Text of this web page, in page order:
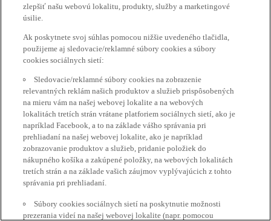
zlepšiť našu webovú lokalitu, produkty, služby a marketingové
úsilie.
Ak poskytnete svoj súhlas pomocou nižšie uvedeného tlačidla,
použijeme aj sledovacie/reklamné súbory cookies a súbory
cookies sociálnych sietí:
Sledovacie/reklamné súbory cookies na zobrazenie
relevantných reklám našich produktov a služieb prispôsobených
na mieru vám na našej webovej lokalite a na webových
lokalitách tretích strán vrátane platforiem sociálnych sietí, ako je
napríklad Facebook, a to na základe vášho správania pri
prehliadaní na našej webovej lokalite, ako je napríklad
zobrazovanie produktov a služieb, pridanie položiek do
nákupného košíka a zakúpené položky, na webových lokalitách
tretích strán a na základe vašich záujmov vyplývajúcich z tohto
správania pri prehliadaní.
Súbory cookies sociálnych sietí na poskytnutie možnosti
prezerania videí na našej webovej lokalite (napr. pomocou